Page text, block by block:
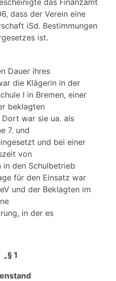
das Finanzamt
dass der Verein eine
iSd. Bestimmungen
ist.
Dauer ihres
die Klägerin in der
I in Bremen, einer
beklagten
war sie ua. als
7. und
und bei einer
von
in den Schulbetrieb
für den Einsatz war
und der Beklagten im
in der es
„§ 1